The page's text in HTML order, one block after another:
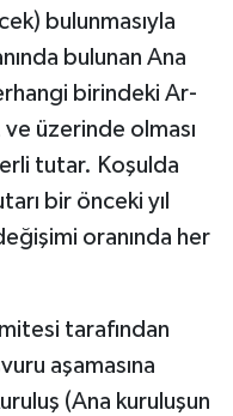
bulunmasıyla
bulunan Ana
birindeki Ar-
ve üzerinde olması
tutar. Koşulda
bir önceki yıl
oranında her
tarafından
aşamasına
(Ana kuruluşun